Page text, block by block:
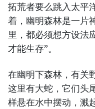
拓荒者要么跳入太平
着，幽明森林是一片
里，都必须想方设法
才能生存”。
在幽明下森林，有关
这里有大蛇，它们头
样悬在水中摆动，溅